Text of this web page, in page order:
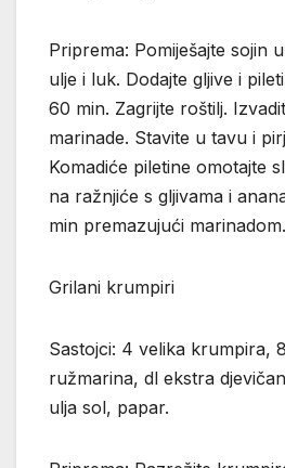
Priprema: Pomiješajte sojin
ulje i luk. Dodajte gljive i
60 min. Zagrijte roštilj.
marinade. Stavite u tavu i
Komadiće piletine omotajte
na ražnjiće s gljivama i
min premazujući marinadom.
Grilani krumpiri
Sastojci: 4 velika krumpira,
ružmarina, dl ekstra
ulja sol, papar.